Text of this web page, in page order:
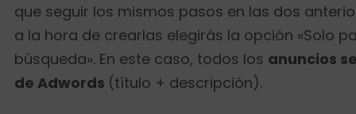
que seguir los mismos pasos en las dos
a la hora de crearlas elegirás la opción «Solo
búsqueda». En este caso, todos los anuncios
de Adwords (título + descripción).